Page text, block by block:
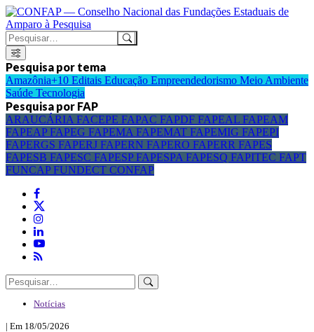
Pesquisa por tema
Amazônia+10 Editais Educação Empreendedorismo Meio Ambiente
Saúde Tecnologia
Pesquisa por FAP
ARAUCÁRIA FACEPE FAPAC FAPDF FAPEAL FAPEAM
FAPEAPFAPEG FAPEMA FAPEMAT FAPEMIG FAPEPI
FAPERGS FAPERJ FAPERN FAPERO FAPERR FAPES
FAPESB FAPESC FAPESPFAPESPA FAPESQ FAPITEC FAPT
FUNCAPFUNDECT CONFAP
Notícias
| Em 18/05/2026